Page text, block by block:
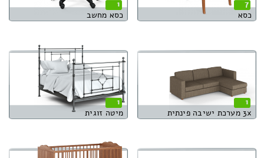
7
כסא
1
כסא מחשב
1
3x מערכת ישיבה פינתית
1
מיטה זוגית